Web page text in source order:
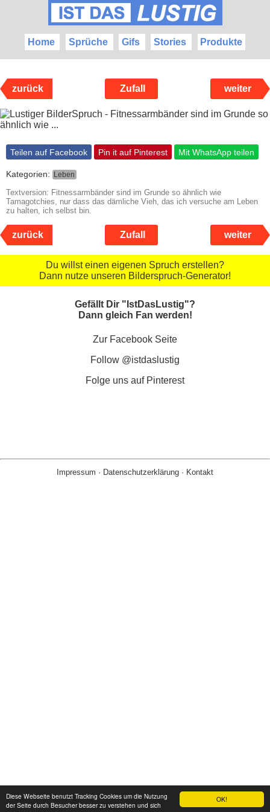
OK!
Diese Webseite benutzt Tracking Cookies um die Nutzung
der Seite durch Besucher besser zu verstehen und sich
Home Sprüche Gifs Stories Produkte
zurück Zufall weiter
Teilen auf Facebook Pin it auf Pinterest Mit WhatsApp teilen
Kategorien: Leben
Textversion: Fitnessarmbänder sind im Grunde so ähnlich wie
Tamagotchies, nur dass das dämliche Vieh, das ich versuche am Leben
zu halten, ich selbst bin.
zurück Zufall weiter
Du willst einen eigenen Spruch erstellen?
Dann nutze unseren Bilderspruch-Generator!
Gefällt Dir "IstDasLustig"?
Dann gleich Fan werden!
Zur Facebook Seite
Follow @istdaslustig
Folge uns auf Pinterest
Impressum · Datenschutzerklärung · Kontakt